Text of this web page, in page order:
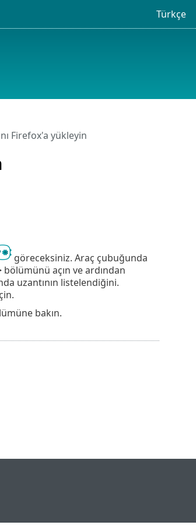
Türkçe
Firefox'a yükleyin
göreceksiniz. Araç çubuğunda
bölümünü açın ve ardından
uzantının listelendiğini.
bakın.